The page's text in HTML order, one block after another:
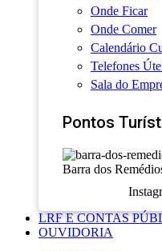
Onde Ficar
Onde Comer
Calendário
Telefones
Sala do
Pontos
Barra dos
LRF E CONTAS
OUVIDORIA